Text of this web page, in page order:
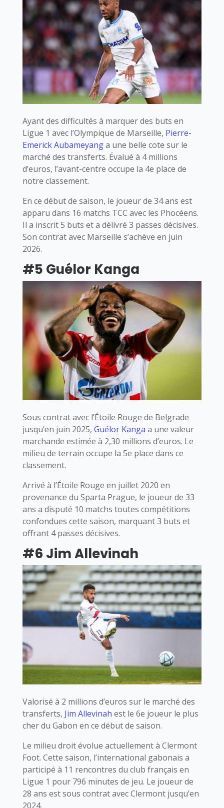
Ayant des difficultés à marquer des buts en
Ligue 1 avec l’Olympique de Marseille, Pierre-
Emerick Aubameyanga une belle cote sur le
marché des transferts. Évalué à 4 millions
d’euros, l’avant-centre occupe la 4e place de
notre classement.
En ce début de saison, le joueur de 34 ans est
apparu dans 16 matchs TCC avec les Phocéens.
Il a inscrit 5 buts et a délivré 3 passes décisives.
Son contrat avec Marseille s’achève en juin
2026.
#5 Guélor Kanga
Sous contrat avec l’Étoile Rouge de Belgrade
jusqu’en juin 2025, Guélor Kanga a une valeur
marchande estimée à 2,30 millions d’euros. Le
milieu de terrain occupe la 5e place dans ce
classement.
Arrivé à l’Étoile Rouge en juillet 2020 en
provenance du Sparta Prague, le joueur de 33
ans a disputé 10 matchs toutes compétitions
confondues cette saison, marquant 3 buts et
offrant 4 passes décisives.
#6 Jim Allevinah
Valorisé à 2 millions d’euros sur le marché des
transferts, Jim Allevinah est le 6e joueur le plus
cher du Gabon en ce début de saison.
Le milieu droit évolue actuellement à Clermont
Foot. Cette saison, l’international gabonais a
participé à 11 rencontres du club français en
Ligue 1 pour 796 minutes de jeu. Le joueur de
28 ans est sous contrat avec Clermont jusqu’en
2024.